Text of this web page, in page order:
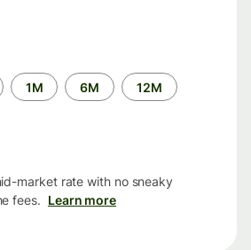
1M 6M 12M
market rate with no sneaky
fees. Learn more